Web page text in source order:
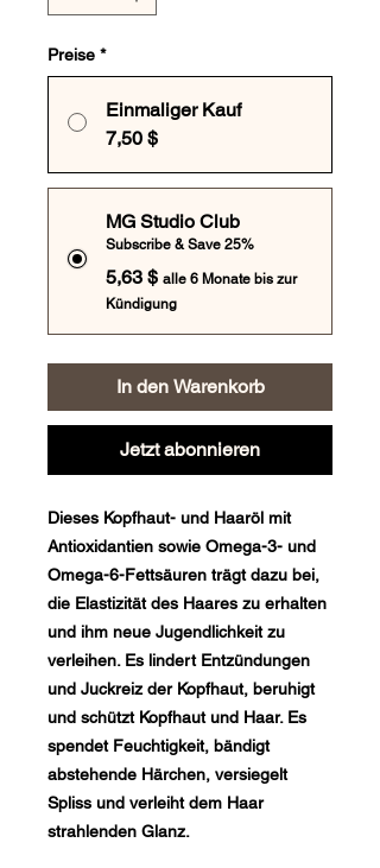
Preise *
Einmaliger Kauf
7,50 $
MG Studio Club
Subscribe & Save 25%
5,63 $ alle 6 Monate bis zur
Kündigung
In den Warenkorb
Jetzt abonnieren
Dieses Kopfhaut- und Haaröl mit
Antioxidantien sowie Omega-3- und
Omega-6-Fettsäuren trägt dazu bei,
die Elastizität des Haares zu erhalten
und ihm neue Jugendlichkeit zu
verleihen. Es lindert Entzündungen
und Juckreiz der Kopfhaut, beruhigt
und schützt Kopfhaut und Haar. Es
spendet Feuchtigkeit, bändigt
abstehende Härchen, versiegelt
Spliss und verleiht dem Haar
strahlenden Glanz.